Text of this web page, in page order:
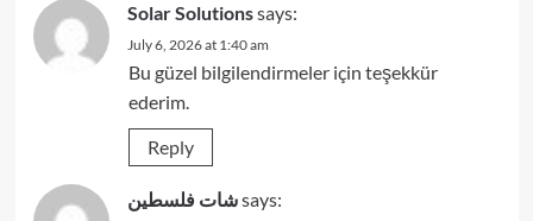
Solar Solutionssays:
July 6, 2026 at 1:40 am
Bu güzel bilgilendirmeler için teşekkür
ederim.
Reply
شات فلسطينsays: